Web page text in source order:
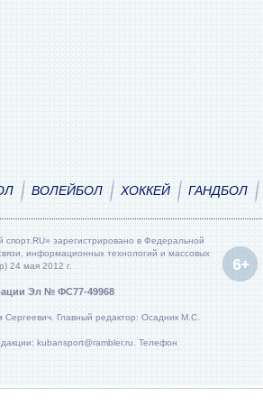
ВОЛЕЙБОЛ ХОККЕЙ ГАНДБОЛ
спорт.RU» зарегистрировано в Федеральной
информационных технологий и массовых
24 мая 2012 г.
Эл № ФС77-49968
Сергеевич. Главный редактор: Осадник М.С.
kubansport@rambler.ru. Телефон